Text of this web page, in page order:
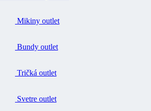
Mikiny outlet
Bundy outlet
Tričká outlet
Svetre outlet